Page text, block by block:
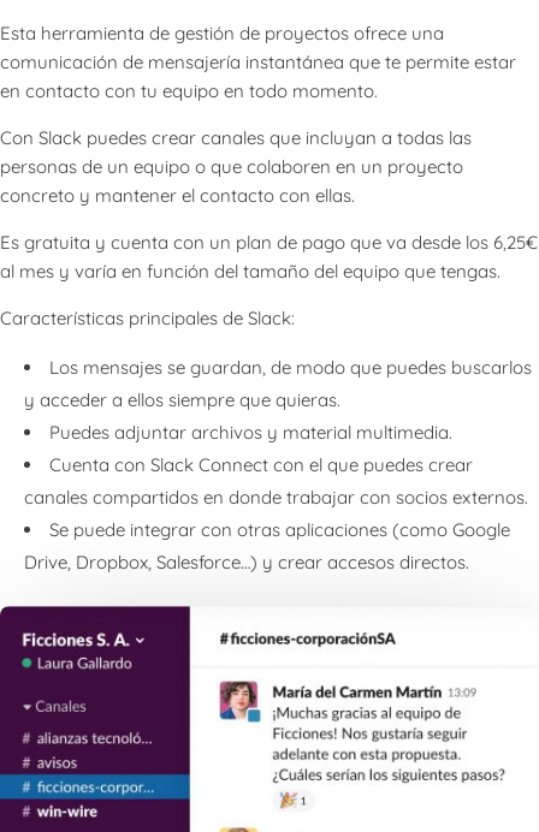
Esta herramienta de gestión de proyectos ofrece una
comunicación de mensajería instantánea que te permite estar
en contacto con tu equipo en todo momento.
Con Slack puedes crear canales que incluyan a todas las
personas de un equipo o que colaboren en un proyecto
concreto y mantener el contacto con ellas.
Es gratuita y cuenta con un plan de pago que va desde los 6,25€
al mes y varía en función del tamaño del equipo que tengas.
Características principales de Slack:
Los mensajes se guardan, de modo que puedes buscarlos
y acceder a ellos siempre que quieras.
Puedes adjuntar archivos y material multimedia.
Cuenta con Slack Connect con el que puedes crear
canales compartidos en donde trabajar con socios externos.
Se puede integrar con otras aplicaciones (como Google
Drive, Dropbox, Salesforce…) y crear accesos directos.